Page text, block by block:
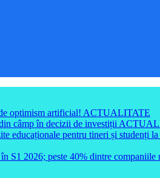
optimism artificial! ACTUALITATE
câmp în decizii de investiții
educaționale pentru tineri și studenți
S1 2026; peste 40% dintre